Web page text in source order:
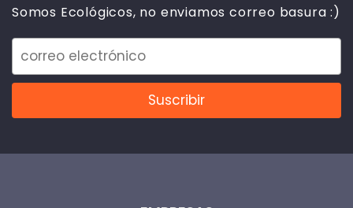
Somos Ecológicos, no enviamos correo basura :)